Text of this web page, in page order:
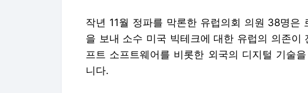
작년 11월 정파를 막론한 유럽의회 의원 38명은
을 보내 소수 미국 빅테크에 대한 유럽의 의존이
프트 소프트웨어를 비롯한 외국의 디지털 기술
니다.